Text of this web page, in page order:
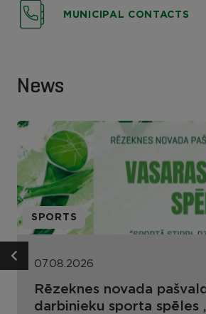
MUNICIPAL CONTACTS
News
SPORTS
07.08.2026
Rēzeknes novada
darbinieku sporta spēles